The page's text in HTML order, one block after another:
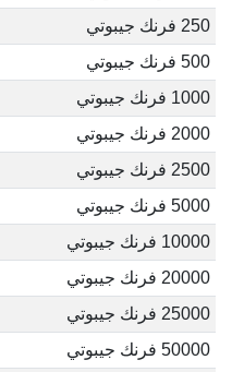
250 فرنك جيبوتي
500 فرنك جيبوتي
1000 فرنك جيبوتي
2000 فرنك جيبوتي
2500 فرنك جيبوتي
5000 فرنك جيبوتي
10000 فرنك جيبوتي
20000 فرنك جيبوتي
25000 فرنك جيبوتي
50000 فرنك جيبوتي